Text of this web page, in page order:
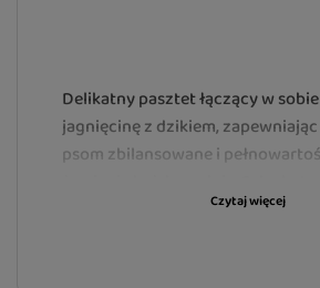
Delikatny pasztet łączący w
jagnięcinę z dzikiem,
psom zbilansowane i
dostarczają wysokiej jakości
Czytaj więcej